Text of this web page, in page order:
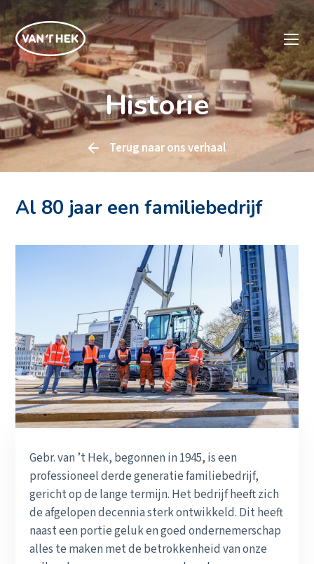
Historie
Terug naarons verhaal
Al 80 jaar een familiebedrijf
Gebr. van ’t Hek, begonnen in 1945, is een
professioneel derde generatie familiebedrijf,
gericht op de lange termijn. Het bedrijf heeft zich
de afgelopen decennia sterk ontwikkeld. Dit heeft
naast een portie geluk en goed ondernemerschap
alles te maken met de betrokkenheid van onze